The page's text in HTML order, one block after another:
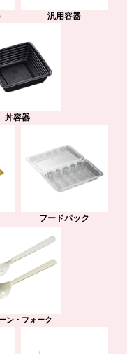
汎用容器
丼容器
フードパック
ン・フォーク